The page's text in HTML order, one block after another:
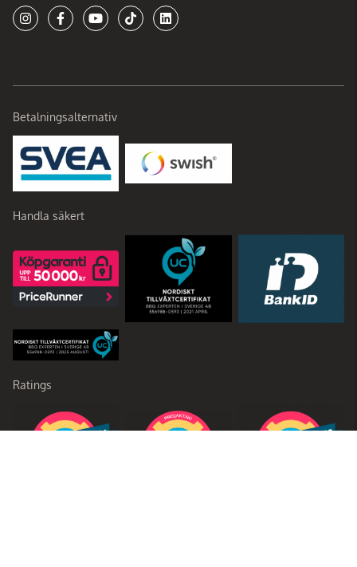
Betalningsalternativ
Handla säkert
Ratings